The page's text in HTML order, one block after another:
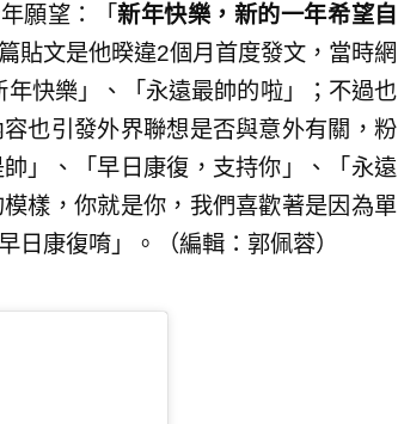
願望：「新年快樂，新的一年希望自
貼文是他暌違2個月首度發文，當時網
快樂」、「永遠最帥的啦」；不過也
也引發外界聯想是否與意外有關，粉
」、「早日康復，支持你」、「永遠
樣，你就是你，我們喜歡著是因為單
日康復唷」。（編輯：郭佩蓉）